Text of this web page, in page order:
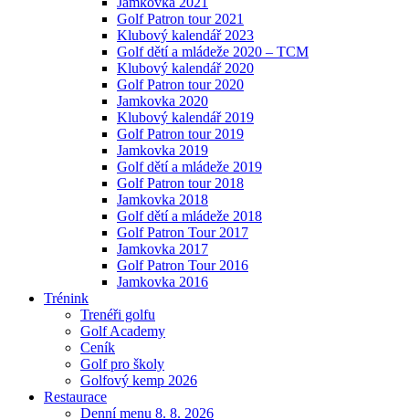
Golf Patron tour 2021
Klubový kalendář 2023
Golf dětí a mládeže 2020 – TCM
Klubový kalendář 2020
Golf Patron tour 2020
Jamkovka 2020
Klubový kalendář 2019
Golf Patron tour 2019
Jamkovka 2019
Golf dětí a mládeže 2019
Golf Patron tour 2018
Jamkovka 2018
Golf dětí a mládeže 2018
Golf Patron Tour 2017
Jamkovka 2017
Golf Patron Tour 2016
Jamkovka 2016
Trénink
Trenéři golfu
Golf Academy
Ceník
Golf pro školy
Golfový kemp 2026
Restaurace
Denní menu 8. 8. 2026